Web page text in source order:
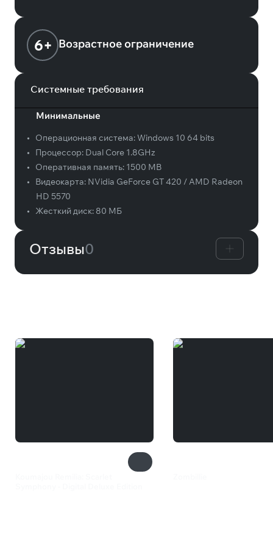
6+ Возрастное ограничение
Системные требования
Минимальные
• Операционная система:Windows 10 64 bits
•
Процессор: Dual Core 1.8GHz
•
Оперативная память: 1500 MB
•
Видеокарта: NVidia GeForce GT 420 / AMD Radeon
HD 5570
•
Жесткий диск: 80 МБ
Отзывы0